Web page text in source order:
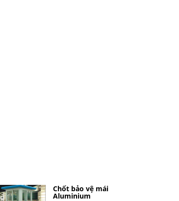
Chốt bảo vệ mái
Aluminium